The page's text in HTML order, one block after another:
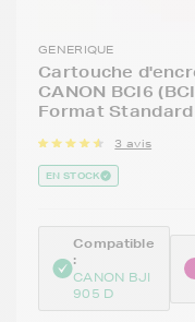
GENERIQUE
Cartouche
CANON BCI6
Format Standard
3 avis
EN STOCK
Compatible
:
CANON BJI
905 D